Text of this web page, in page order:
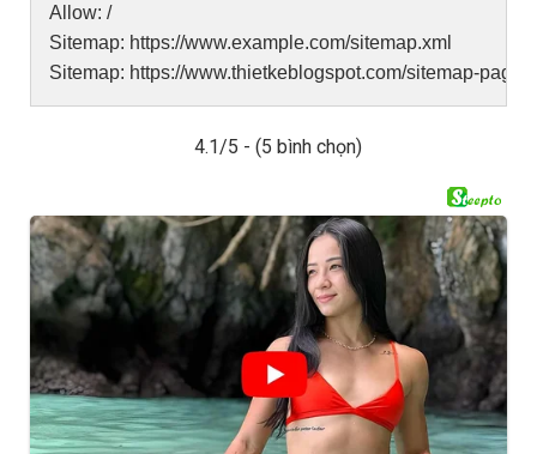
Allow: /
Sitemap: https://www.example.com/sitemap.xml
Sitemap: https://www.thietkeblogspot.com/sitemap-
4.1/5 - (5 bình chọn)